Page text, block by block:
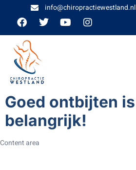
info@chiropractiewestland.nl
Goed ontbijten is
belangrijk!
Content area